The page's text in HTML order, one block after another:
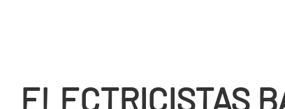
ELECTRICISTAS